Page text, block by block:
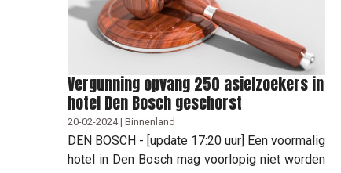
Vergunning opvang 250 asielzoekers in
hotel Den Bosch geschorst
20-02-2024 | Binnenland
DEN BOSCH - [update 17:20 uur] Een voormalig
hotel in Den Bosch mag voorlopig niet worden